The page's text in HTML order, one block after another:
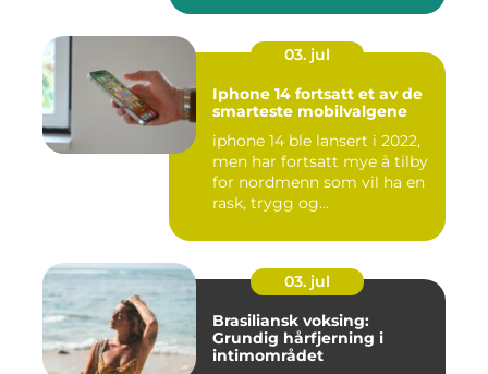
03. jul
Iphone 14 fortsatt et av de
smarteste mobilvalgene
iphone 14 ble lansert i 2022,
men har fortsatt mye å tilby
for nordmenn som vil ha en
rask, trygg og...
03. jul
Brasiliansk voksing:
Grundig hårfjerning i
intimområdet